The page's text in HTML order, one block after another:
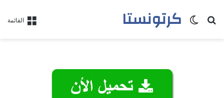
القائمة كرتونستابحث عنالوضع المظلم